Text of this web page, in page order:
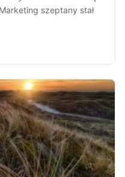
szeptany stał